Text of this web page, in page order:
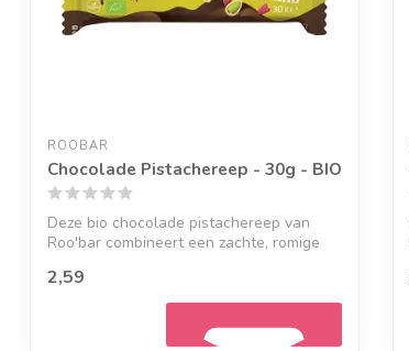
ROOBAR
Chocolade Pistachereep - 30g - BIO
Deze bio chocolade pistachereep van
Roo'bar combineert een zachte, romige
2,59